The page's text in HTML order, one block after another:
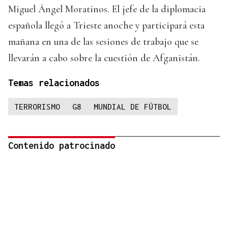
Miguel Ángel Moratinos. El jefe de la diplomacia
española llegó a Trieste anoche y participará esta
mañana en una de las sesiones de trabajo que se
llevarán a cabo sobre la cuestión de Afganistán.
Temas relacionados
TERRORISMO G8 MUNDIAL DE FÚTBOL
Contenido patrocinado